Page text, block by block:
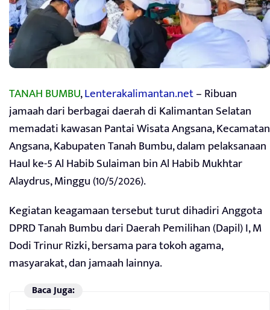
TANAH BUMBU,Lenterakalimantan.net– Ribuan
jamaah dari berbagai daerah di Kalimantan Selatan
memadati kawasan Pantai Wisata Angsana, Kecamatan
Angsana, Kabupaten Tanah Bumbu, dalam pelaksanaan
Haul ke-5 Al Habib Sulaiman bin Al Habib Mukhtar
Alaydrus, Minggu (10/5/2026).
Kegiatan keagamaan tersebut turut dihadiri Anggota
DPRD Tanah Bumbu dari Daerah Pemilihan (Dapil) I, M
Dodi Trinur Rizki, bersama para tokoh agama,
masyarakat, dan jamaah lainnya.
Baca Juga: